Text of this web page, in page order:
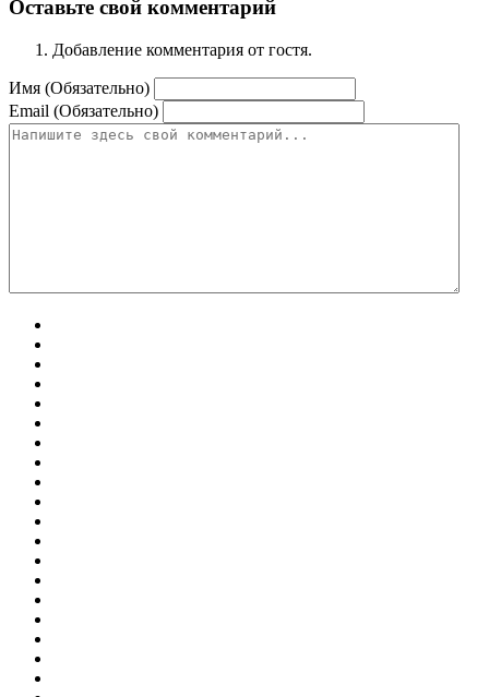
Оставьте свой комментарий
Добавление комментария от гостя.
Имя (Обязательно)
Email (Обязательно)